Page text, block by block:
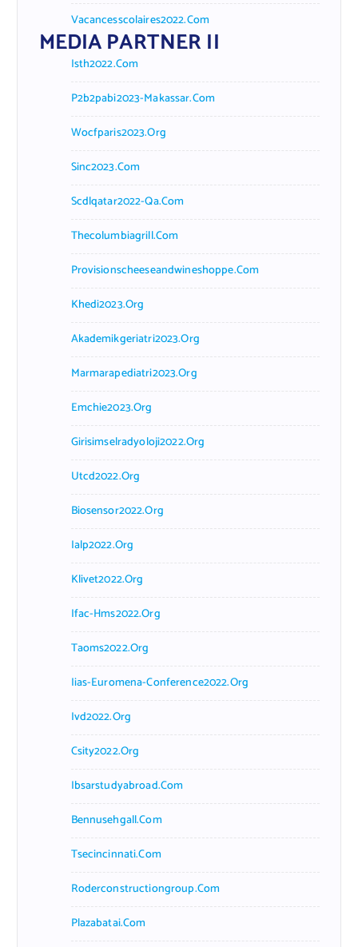
Vacancesscolaires2022.com
MEDIA PARTNER II
Isth2022.com
P2b2pabi2023-Makassar.com
Wocfparis2023.org
Sinc2023.com
Scdlqatar2022-Qa.com
Thecolumbiagrill.com
Provisionscheeseandwineshoppe.com
Khedi2023.org
Akademikgeriatri2023.org
Marmarapediatri2023.org
Emchie2023.org
Girisimselradyoloji2022.org
Utcd2022.org
Biosensor2022.org
Ialp2022.org
Klivet2022.org
Ifac-Hms2022.org
Taoms2022.org
Iias-Euromena-Conference2022.org
Ivd2022.org
Csity2022.org
Ibsarstudyabroad.com
Bennusehgall.com
Tsecincinnati.com
Roderconstructiongroup.com
Plazabatai.com